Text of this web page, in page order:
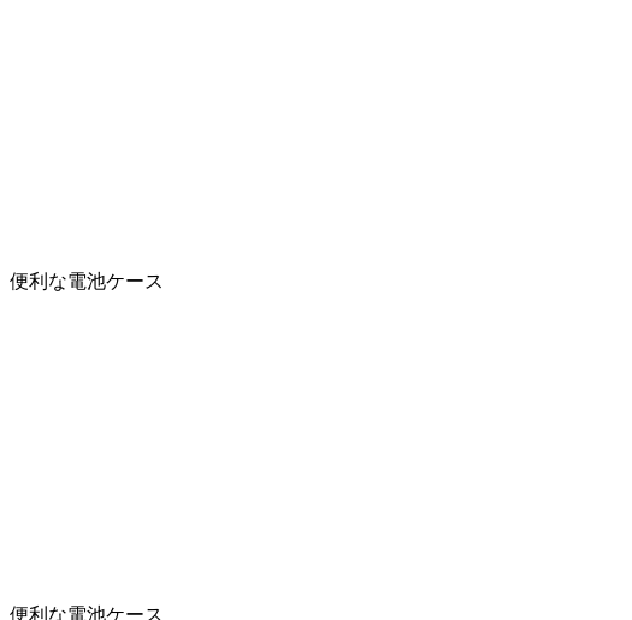
便利な電池ケース
便利な電池ケース